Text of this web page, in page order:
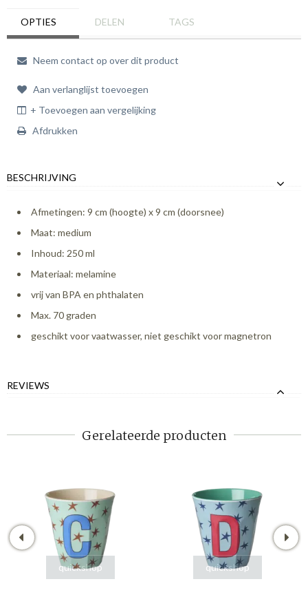
OPTIES DELEN TAGS
Neem contact op over dit product
Aan verlanglijst toevoegen
+ Toevoegen aan vergelijking
Afdrukken
BESCHRIJVING
Afmetingen: 9 cm (hoogte) x 9 cm (doorsnee)
Maat: medium
Inhoud: 250 ml
Materiaal: melamine
vrij van BPA en phthalaten
Max. 70 graden
geschikt voor vaatwasser, niet geschikt voor magnetron
REVIEWS
Gerelateerde producten
quickshop quickshop